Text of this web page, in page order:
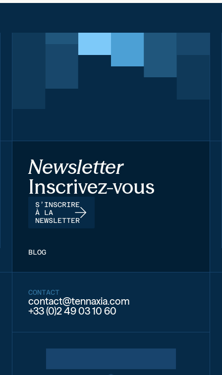
Newsletter
Inscrivez-vous
S’INSCRIRE
À LA
NEWSLETTER
BLOG
CONTACT
contact@tennaxia.com
+33 (0)2 49 03 10 60